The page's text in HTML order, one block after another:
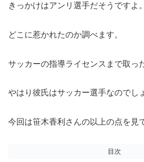
きっかけはアンリ選手だそうですよ。
どこに惹かれたのか調べます。
サッカーの指導ライセンスまで取っ
やはり彼氏はサッカー選手なのでし
今回は笹木香利さんの以上の点を見
目次